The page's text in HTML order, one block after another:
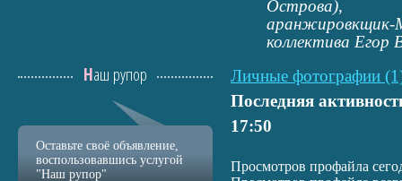
Острова),
аранжировкщик-
коллектива Егор
Личные фотографии
Последняя
17:50
Просмотров профайла
Наш рупор
Оставьте своё объявление,
воспользовавшись услугой
"Наш рупор"